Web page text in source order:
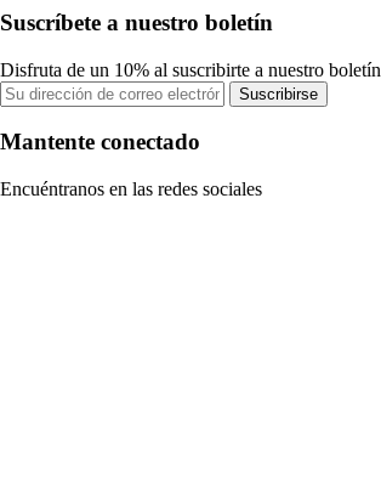
Suscríbete a nuestro boletín
Disfruta de un 10% al suscribirte a nuestro boletín
Suscribirse
Mantente conectado
Encuéntranos en las redes sociales